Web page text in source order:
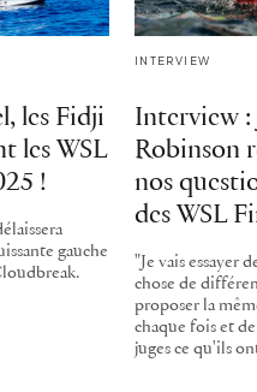
les Fidji
les WSL
!
gauche
INTERVIEW
Interview :
Robinson
nos
des WSL
"Je vais essayer
chose de
proposer la
chaque fois et
juges ce qu'ils